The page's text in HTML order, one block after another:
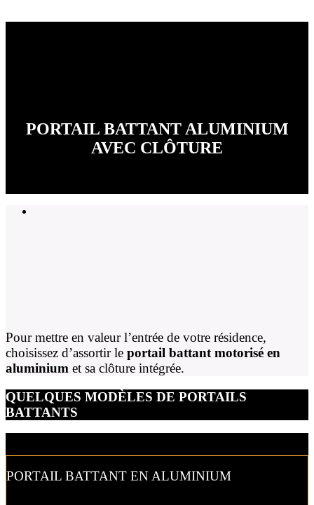
PORTAIL BATTANT ALUMINIUM
AVEC CLÔTURE
Pour mettre en valeur l’entrée de votre résidence,
choisissez d’assortir le portail battant motorisé en
aluminium et sa clôture intégrée.
QUELQUES MODÈLES DE PORTAILS
BATTANTS
PORTAIL BATTANT EN ALUMINIUM